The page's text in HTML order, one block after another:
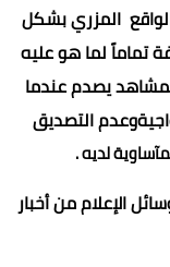
المزري بشكل
تماماً لما هو عليه
يصدم عندما
التصديق
لديه .
الإعلام من أخبار